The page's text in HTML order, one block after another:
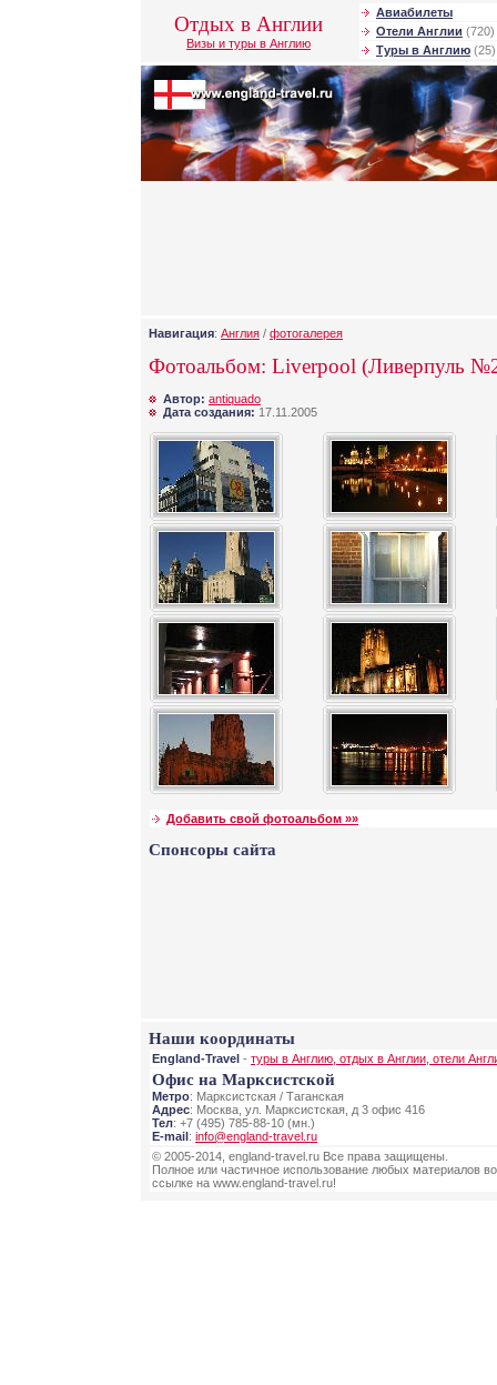
Отдых в Англии
Визы и туры в Англию
Авиабилеты
Отели Англии (720)
Туры в Англию (25)
Навигация: Англия / фотогалерея
Фотоальбом: Liverpool (Ливерпуль
Автор: antiquado
Дата создания: 17.11.2005
Добавить свой фотоальбом »»
Спонсоры сайта
Наши координаты
England-Travel - туры в Англию, отдых в Англии, отели
Офис на Марксистской
Метро: Марксистская / Таганская
Адрес: Москва, ул. Марксистская, д 3 офис 416
Тел: +7 (495) 785-88-10 (мн.)
E-mail: info@england-travel.ru
© 2005-2014, england-travel.ru Все права защищены.
Полное или частичное использование любых материалов
ссылке на www.england-travel.ru!